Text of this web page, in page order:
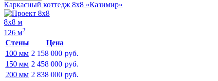
Каркасный коттедж 8х8 «Казимир»
8х8 м
126 м2
Стены
Цена
100 мм 2 158 000 руб.
150 мм 2 458 000 руб.
200 мм 2 838 000 руб.